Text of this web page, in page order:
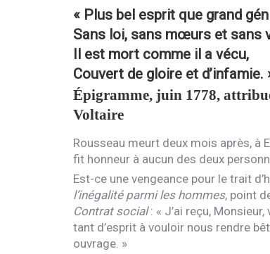
« Plus bel esprit que grand
Sans loi, sans mœurs et sans
Il est mort comme il a vécu,
Couvert de gloire et d’infamie.
Épigramme, juin 1778,
Voltaire
Rousseau meurt deux mois après, à
fit honneur à aucun des deux
Est-ce une vengeance pour le trait
l’inégalité parmi les hommes, point
Contrat social: « J’ai reçu,
tant d’esprit à vouloir nous rendre
ouvrage. »